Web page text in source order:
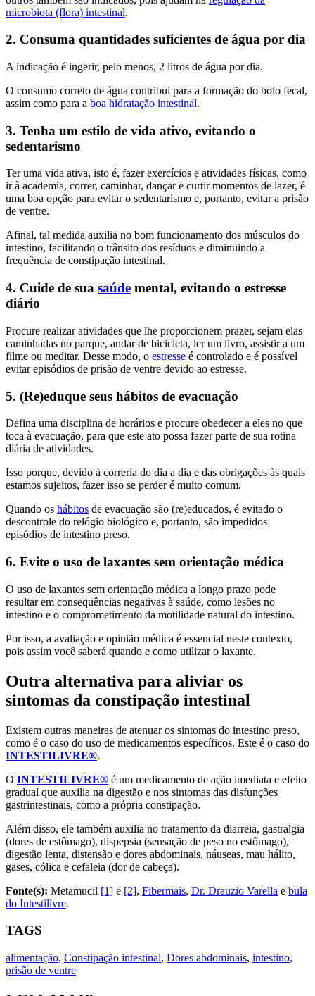
microbiota (flora) intestinal.
2. Consuma quantidades suficientes de água por dia
A indicação é ingerir, pelo menos, 2 litros de água por dia.
O consumo correto de água contribui para a formação do bolo fecal,
assim como para a boa hidratação intestinal.
3. Tenha um estilo de vida ativo, evitando o
sedentarismo
Ter uma vida ativa, isto é, fazer exercícios e atividades físicas, como
ir à academia, correr, caminhar, dançar e curtir momentos de lazer, é
uma boa opção para evitar o sedentarismo e, portanto, evitar a prisão
de ventre.
Afinal, tal medida auxilia no bom funcionamento dos músculos do
intestino, facilitando o trânsito dos resíduos e diminuindo a
frequência de constipação intestinal.
4. Cuide de sua saúde mental, evitando o estresse
diário
Procure realizar atividades que lhe proporcionem prazer, sejam elas
caminhadas no parque, andar de bicicleta, ler um livro, assistir a um
filme ou meditar. Desse modo, o estresse é controlado e é possível
evitar episódios de prisão de ventre devido ao estresse.
5. (Re)eduque seus hábitos de evacuação
Defina uma disciplina de horários e procure obedecer a eles no que
toca à evacuação, para que este ato possa fazer parte de sua rotina
diária de atividades.
Isso porque, devido à correria do dia a dia e das obrigações às quais
estamos sujeitos, fazer isso se perder é muito comum.
Quando os hábitos de evacuação são (re)educados, é evitado o
descontrole do relógio biológico e, portanto, são impedidos
episódios de intestino preso.
6. Evite o uso de laxantes sem orientação médica
O uso de laxantes sem orientação médica a longo prazo pode
resultar em consequências negativas à saúde, como lesões no
intestino e o comprometimento da motilidade natural do intestino.
Por isso, a avaliação e opinião médica é essencial neste contexto,
pois assim você saberá quando e como utilizar o laxante.
Outra alternativa para aliviar os
sintomas da constipação intestinal
Existem outras maneiras de atenuar os sintomas do intestino preso,
como é o caso do uso de medicamentos específicos. Este é o caso do
INTESTILIVRE®.
O INTESTILIVRE® é um medicamento de ação imediata e efeito
gradual que auxilia na digestão e nos sintomas das disfunções
gastrintestinais, como a própria constipação.
Além disso, ele também auxilia no tratamento da diarreia, gastralgia
(dores de estômago), dispepsia (sensação de peso no estômago),
digestão lenta, distensão e dores abdominais, náuseas, mau hálito,
gases, cólica e cefaleia (dor de cabeça).
Fonte(s): Metamucil [1] e [2], Fibermais, Dr. Drauzio Varella e bula
do Intestilivre.
TAGS
alimentação, Constipação intestinal, Dores abdominais, intestino,
prisão de ventre